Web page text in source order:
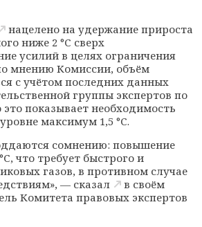
нацелено на удержание прироста
ниже 2 °С сверх
усилий в целях ограничения
мнению Комиссии, объём
с учётом последних данных
группы экспертов по
показывает необходимость
максимум 1,5 °С.
сомнению: повышение
что требует быстрого и
газов, в противном случае
— сказал
в своём
Комитета правовых экспертов